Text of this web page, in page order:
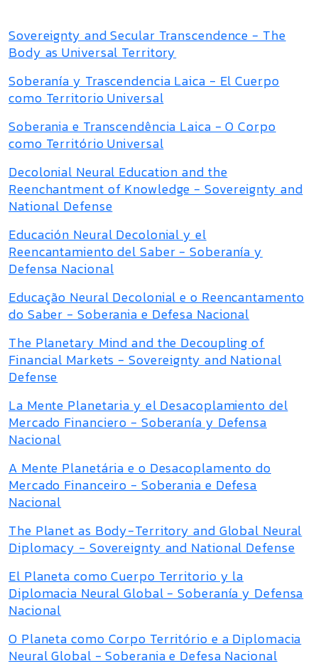
Sovereignty and Secular Transcendence - The
Body as Universal Territory
Soberanía y Trascendencia Laica - El Cuerpo
como Territorio Universal
Soberania e Transcendência Laica - O Corpo
como Território Universal
Decolonial Neural Education and the
Reenchantment of Knowledge - Sovereignty and
National Defense
Educación Neural Decolonial y el
Reencantamiento del Saber - Soberanía y
Defensa Nacional
Educação Neural Decolonial e o Reencantamento
do Saber - Soberania e Defesa Nacional
The Planetary Mind and the Decoupling of
Financial Markets - Sovereignty and National
Defense
La Mente Planetaria y el Desacoplamiento del
Mercado Financiero - Soberanía y Defensa
Nacional
A Mente Planetária e o Desacoplamento do
Mercado Financeiro - Soberania e Defesa
Nacional
The Planet as Body-Territory and Global Neural
Diplomacy - Sovereignty and National Defense
El Planeta como Cuerpo Territorio y la
Diplomacia Neural Global - Soberanía y Defensa
Nacional
O Planeta como Corpo Território e a Diplomacia
Neural Global - Soberania e Defesa Nacional